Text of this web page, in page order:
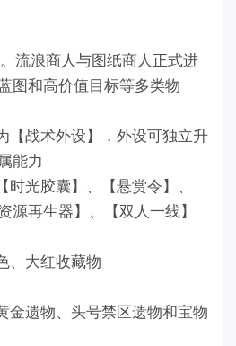
流浪商人与图纸商人正式进
图和高价值目标等多类物
【战术外设】，外设可独立升
能力
光胶囊】、【悬赏令】、
源再生器】、【双人一线】
、大红收藏物
金遗物、头号禁区遗物和宝物